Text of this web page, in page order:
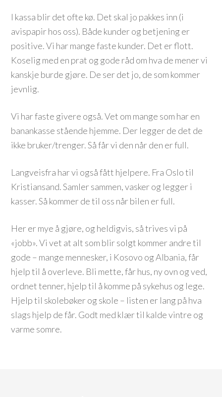
I kassa blir det ofte kø. Det skal jo pakkes inn (i
avispapir hos oss). Både kunder og betjening er
positive. Vi har mange faste kunder. Det er flott.
Koselig med en prat og gode råd om hva de mener vi
kanskje burde gjøre. De ser det jo, de som kommer
jevnlig.
Vi har faste givere også. Vet om mange som har en
banankasse stående hjemme. Der legger de det de
ikke bruker/trenger. Så får vi den når den er full.
Langveisfra har vi også fått hjelpere. Fra Oslo til
Kristiansand. Samler sammen, vasker og legger i
kasser. Så kommer de til oss når bilen er full.
Her er mye å gjøre, og heldigvis, så trives vi på
«jobb». Vi vet at alt som blir solgt kommer andre til
gode – mange mennesker, i Kosovo og Albania, får
hjelp til å overleve. Bli mette, får hus, ny ovn og ved,
ordnet tenner, hjelp til å komme på sykehus og lege.
Hjelp til skolebøker og skole – listen er lang på hva
slags hjelp de får. Godt med klær til kalde vintre og
varme somre.